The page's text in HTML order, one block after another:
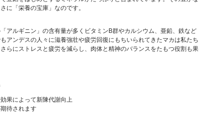
に「栄養の宝庫」なのです。
アルギニン」の含有量が多くビタミンB群やカルシウム、亜鉛、鉄など
アンデスの人々に滋養強壮や疲労回復にもちいられてきたマカは私たち
らにストレスと疲労を減らし、肉体と精神のバランスをたもつ役割も果
果によって新陳代謝向上
待されます